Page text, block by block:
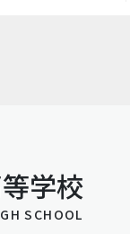
学校
SCHOOL